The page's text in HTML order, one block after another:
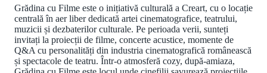
Grădina cu Filme este o inițiativă culturală a Creart, cu o locație
centrală în aer liber dedicată artei cinematografice, teatrului,
muzicii și dezbaterilor culturale. Pe perioada verii, sunteți
invitați la proiecții de filme, concerte acustice, momente de
Q&A cu personalități din industria cinematografică românească
și spectacole de teatru. Într-o atmosferă cozy, după-amiaza,